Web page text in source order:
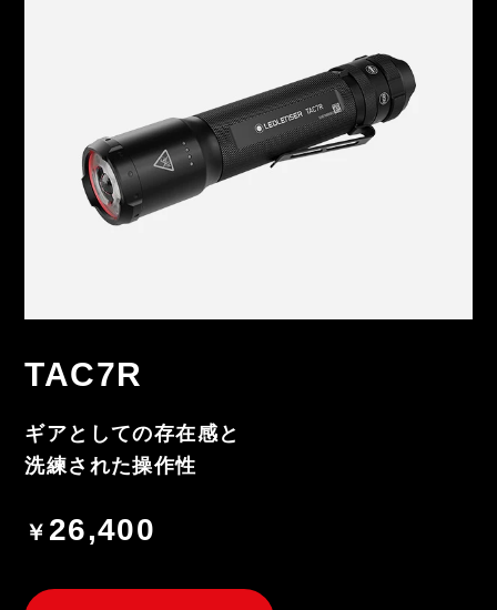
TAC7R
ギアとしての存在感と
洗練された操作性
￥ 26,400